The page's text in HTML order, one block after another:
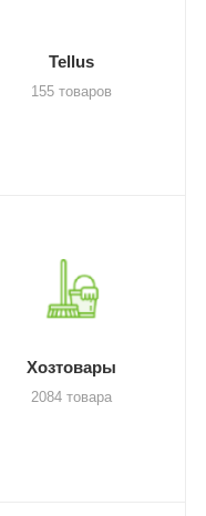
Tellus
155 товаров
Хозтовары
2084 товара